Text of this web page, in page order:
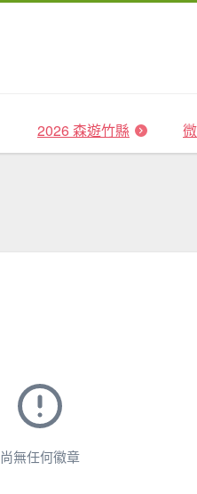
2026 森遊竹縣
尚無任何徽章